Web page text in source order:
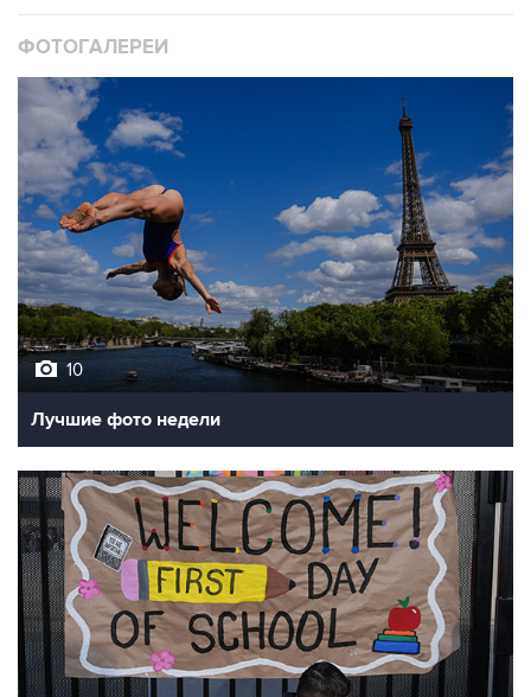
ФОТОГАЛЕРЕИ
10
Лучшие фото недели